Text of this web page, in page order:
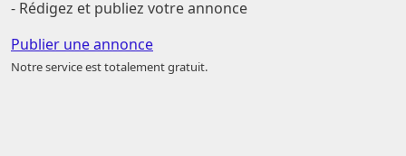
- Rédigez et publiez votre annonce
Publier une annonce
Notre service est totalement gratuit.